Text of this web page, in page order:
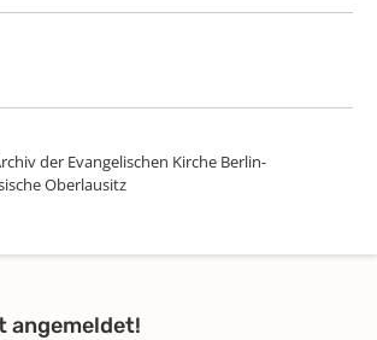
der Evangelischen Kirche Berlin-
Oberlausitz
angemeldet!